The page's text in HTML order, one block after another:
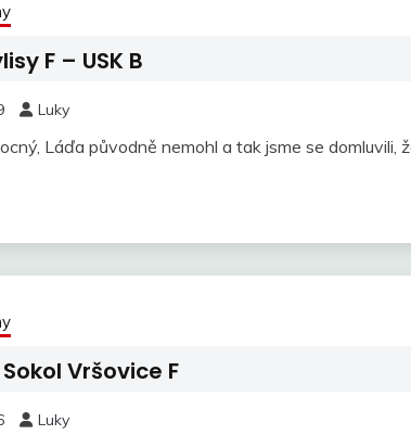
F – USK B
Luky
Láďa původně nemohl a tak jsme se domluvili,
Sokol Vršovice F
Luky